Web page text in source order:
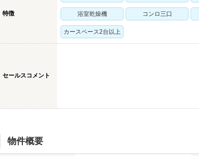
特徴 浴室乾燥機 コンロ三口
カースペース2台以上
セールスコメント
物件概要